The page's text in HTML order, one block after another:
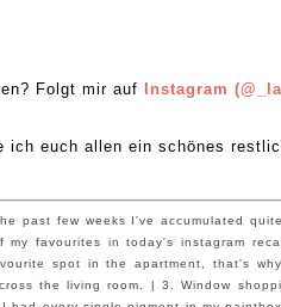
Folgt mir auf Instagram
ich euch allen ein schönes
past few weeks I've accumulated
my favourites in today's instagram
vourite spot in the apartment, that's
the living room. | 3. Window